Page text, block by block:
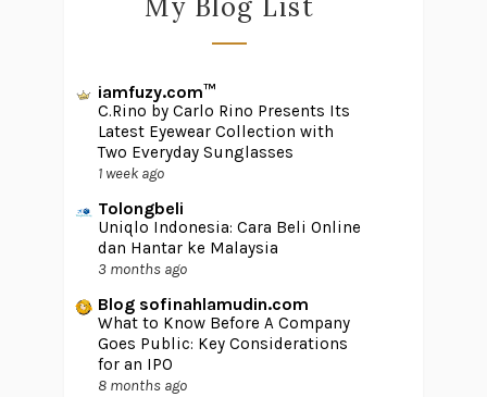
My Blog List
iamfuzy.com™
C.Rino by Carlo Rino Presents Its
Latest Eyewear Collection with
Two Everyday Sunglasses
1 week ago
Tolongbeli
Uniqlo Indonesia: Cara Beli Online
dan Hantar ke Malaysia
3 months ago
Blog sofinahlamudin.com
What to Know Before A Company
Goes Public: Key Considerations
for an IPO
8 months ago